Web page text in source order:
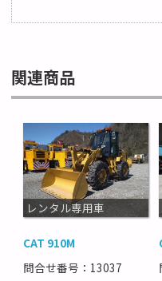
関連商品
レンタル専用車
CAT 910M
問合せ番号：13037